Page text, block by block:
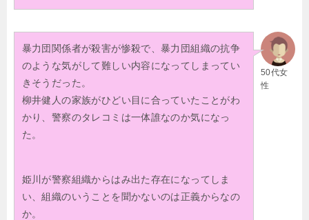
50代女
性
暴力団関係者が殺害が惨殺で、暴力団組織の抗争
のような気がして難しい内容になってしまってい
きそうだった。
柳井健人の家族がひどい目に合っていたことがわ
かり、警察のタレコミは一体誰なのか気になっ
た。
姫川が警察組織からはみ出た存在になってしま
い、組織のいうことを聞かないのは正義からなの
か。